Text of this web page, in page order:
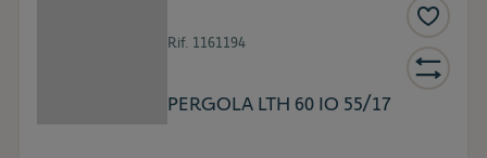
Rif. 1161194
PERGOLA LTH 60 IO 55/17